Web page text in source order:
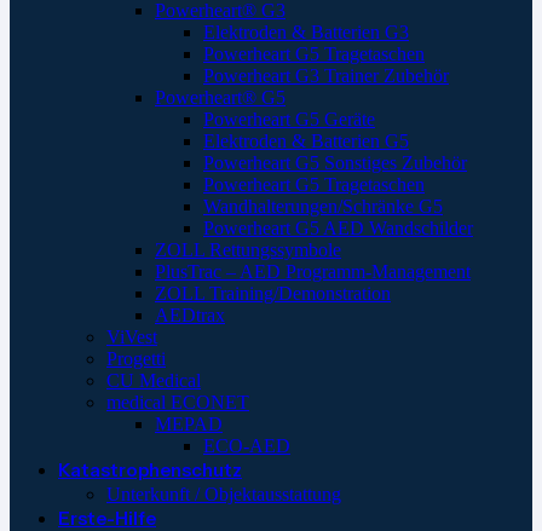
Powerheart® G3
Elektroden & Batterien G3
Powerheart G5 Tragetaschen
Powerheart G3 Trainer Zubehör
Powerheart® G5
Powerheart G5 Geräte
Elektroden & Batterien G5
Powerheart G5 Sonstiges Zubehör
Powerheart G5 Tragetaschen
Wandhalterungen/Schränke G5
Powerheart G5 AED Wandschilder
ZOLL Rettungssymbole
PlusTrac – AED Programm-Management
ZOLL Training/Demonstration
AEDtrax
ViVest
Progetti
CU Medical
medical ECONET
MEPAD
ECO-AED
Katastrophenschutz
Unterkunft / Objektausstattung
Erste-Hilfe